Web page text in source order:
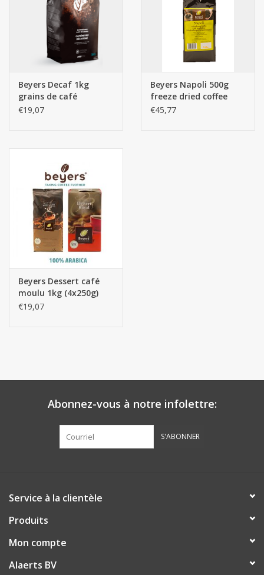
Matériel d'emballage
Fournitures de bureau
Produits Covid-19
Bonbons de carnaval
Cadeaux de Pâques
Marques
Beyers Decaf 1kg
grains de café
€19,07
Beyers Napoli 500g
freeze dried coffee
€45,77
Beyers Dessert café
moulu 1kg (4x250g)
100% Arabica
€19,07
Abonnez-vous à notre infolettre:
S'ABONNER
Service à la clientèle
Produits
Mon compte
Alaerts BV